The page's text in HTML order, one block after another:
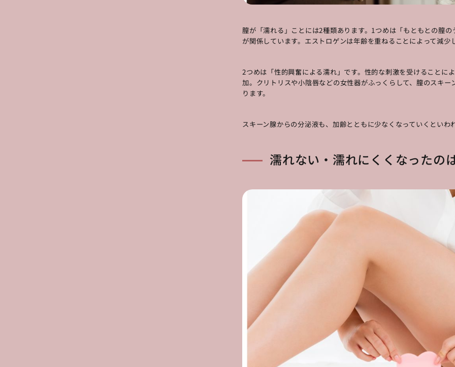
膣が「濡れる」ことには2種類あります。1つめは「もともとの膣
が関係しています。エストロゲンは年齢を重ねることによって減
2つめは「性的興奮による濡れ」です。性的な刺激を受けることに
加。クリトリスや小陰唇などの女性器がふっくらして、膣のスキ
ります。
スキーン腺からの分泌液も、加齢とともに少なくなっていくといわ
濡れない・濡れにくくなったの